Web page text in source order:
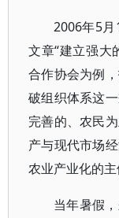
2006年5
文章“建立强大
合作协会为例
破组织体系这
完善的、农民
产与现代市场
农业产业化的主
当年暑假